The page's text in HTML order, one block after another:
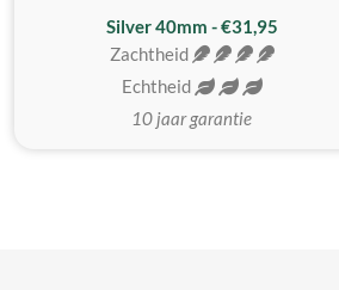
Silver 40mm - €31,95
Zachtheid
Echtheid
10 jaar garantie